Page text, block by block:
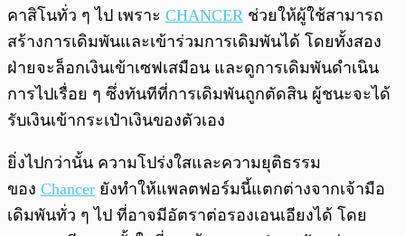
คาสิโนทั่ว ๆ ไป เพราะ CHANCER ช่วยให้ผู้ใช้สามารถ
สร้างการเดิมพันและเข้าร่วมการเดิมพันได้ โดยทั้งสอง
ฝ่ายจะล็อกเงินเข้าเซฟเสมือน และดูการเดิมพันดำเนิน
การไปเรื่อย ๆ ซึ่งทันทีที่การเดิมพันถูกตัดสิน ผู้ชนะจะได้
รับเงินเข้ากระเป๋าเงินของตัวเอง
ยิ่งไปกว่านั้น ความโปร่งใสและความยุติธรรม
ของ Chancer ยังทำให้แพลตฟอร์มนี้แตกต่างจากเจ้ามือ
เดิมพันทั่ว ๆ ไป ที่อาจมีอัตราต่อรองเอนเอียงได้ โดย